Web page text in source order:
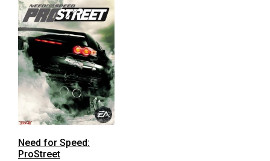
Need for Speed:
ProStreet